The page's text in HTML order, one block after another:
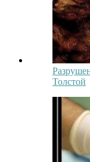
Толстой